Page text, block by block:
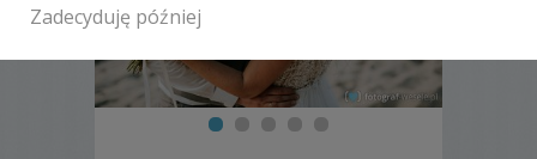
Zadecyduję później